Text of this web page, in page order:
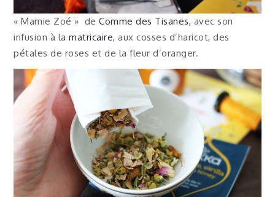
« Mamie Zoé » deComme des Tisanes, avec son
infusion à lamatricaire, aux cosses d’haricot, des
pétales de roses et de la fleur d’oranger.